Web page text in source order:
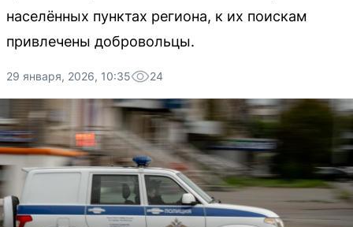
населённых пунктах региона, к их поискам
привлечены добровольцы.
29 января, 2026, 10:35 24